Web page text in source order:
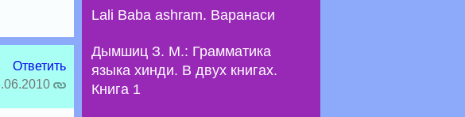
Ответить
Lali Baba ashram. Варанаси
Дымшиц З. М.: Грамматика
языка хинди. В двух книгах.
Книга 1